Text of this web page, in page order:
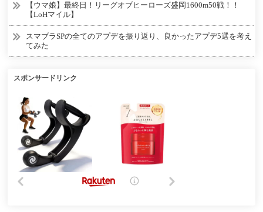
【ウマ娘】最終日！リーグオブヒーローズ盛岡1600m50戦！！
【LoHマイル】
スマブラSPの全てのアプデを振り返り、良かったアプデ5選を考え
てみた
スポンサードリンク